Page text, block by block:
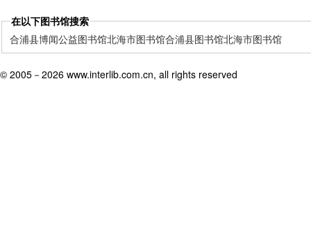
在以下图书馆搜索
合浦县博闻公益图书馆北海市图书馆合浦县图书馆北海市图书馆
© 2005－ 2026 www.interlib.com.cn, all rights reserved